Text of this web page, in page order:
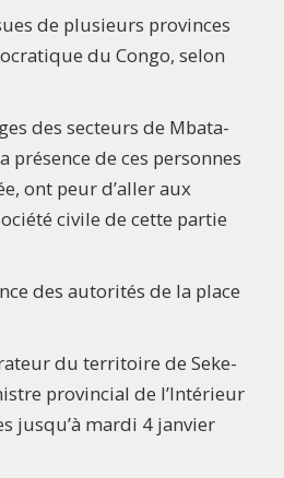
de plusieurs provinces
du Congo, selon
des secteurs de Mbata-
présence de ces personnes
ont peur d’aller aux
civile de cette partie
des autorités de la place
du territoire de Seke-
provincial de l’Intérieur
jusqu’à mardi 4 janvier